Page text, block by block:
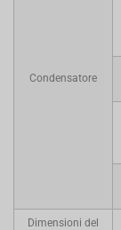
Condensatore
Dimensioni del